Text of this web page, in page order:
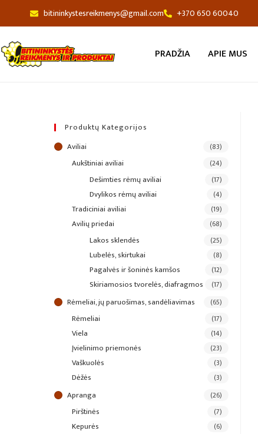
bitininkystesreikmenys@gmail.com +370 650 60040
PRADŽIA APIE MUS
Produktų Kategorijos
aviliai
(83)
aukštiniai aviliai (24)
dešimties rėmų aviliai (17)
dvylikos rėmų aviliai (4)
tradiciniai aviliai (19)
avilių priedai (68)
lakos sklendės (25)
lubelės, skirtukai (8)
pagalvės ir šoninės kamšos (12)
skiriamosios tvorelės, diafragmos (17)
rėmeliai, jų paruošimas, sandėliavimas (65)
rėmeliai (17)
viela (14)
įvielinimo priemonės (23)
vaškuolės (3)
dėžės (3)
apranga (26)
pirštinės (7)
kepurės (6)